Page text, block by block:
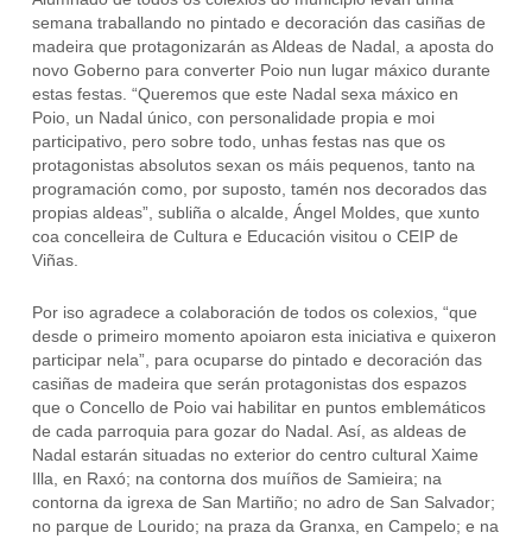
semana traballando no pintado e decoración das casiñas de
madeira que protagonizarán as Aldeas de Nadal, a aposta do
novo Goberno para converter Poio nun lugar máxico durante
estas festas. “Queremos que este Nadal sexa máxico en
Poio, un Nadal único, con personalidade propia e moi
participativo, pero sobre todo, unhas festas nas que os
protagonistas absolutos sexan os máis pequenos, tanto na
programación como, por suposto, tamén nos decorados das
propias aldeas”, subliña o alcalde, Ángel Moldes, que xunto
coa concelleira de Cultura e Educación visitou o CEIP de
Viñas.
Por iso agradece a colaboración de todos os colexios, “que
desde o primeiro momento apoiaron esta iniciativa e quixeron
participar nela”, para ocuparse do pintado e decoración das
casiñas de madeira que serán protagonistas dos espazos
que o Concello de Poio vai habilitar en puntos emblemáticos
de cada parroquia para gozar do Nadal. Así, as aldeas de
Nadal estarán situadas no exterior do centro cultural Xaime
Illa, en Raxó; na contorna dos muíños de Samieira; na
contorna da igrexa de San Martiño; no adro de San Salvador;
no parque de Lourido; na praza da Granxa, en Campelo; e na